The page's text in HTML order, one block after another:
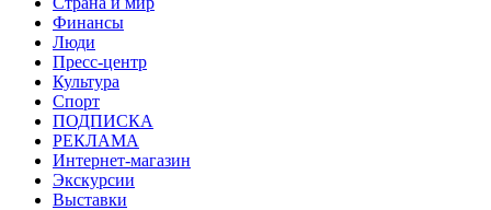
Финансы
Люди
Пресс-центр
Культура
Спорт
ПОДПИСКА
РЕКЛАМА
Интернет-магазин
Экскурсии
Выставки